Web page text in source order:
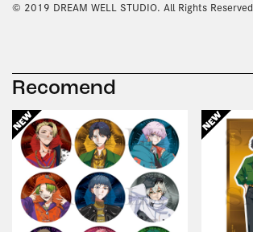
© 2019 DREAM WELL STUDIO. All Rights Reserved.
Recomend